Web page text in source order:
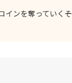
ンを奪っていく――